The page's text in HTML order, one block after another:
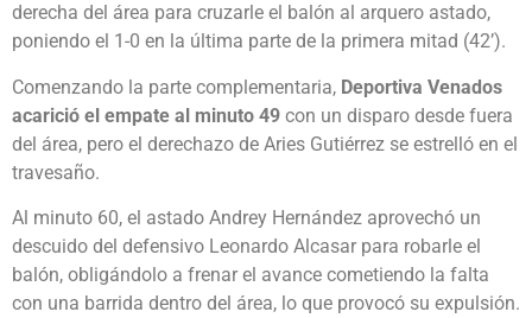
derecha del área para cruzarle el balón al arquero astado,
poniendo el 1-0 en la última parte de la primera mitad (42’).
Comenzando la parte complementaria, Deportiva Venados
acarició el empate al minuto 49 con un disparo desde fuera
del área, pero el derechazo de Aries Gutiérrez se estrelló en el
travesaño.
Al minuto 60, el astado Andrey Hernández aprovechó un
descuido del defensivo Leonardo Alcasar para robarle el
balón, obligándolo a frenar el avance cometiendo la falta
con una barrida dentro del área, lo que provocó su expulsión.